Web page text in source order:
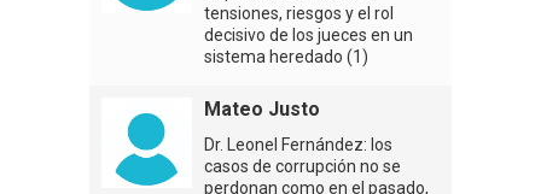
tensiones, riesgos y el rol
decisivo de los jueces en un
sistema heredado (1)
Mateo Justo
Dr. Leonel Fernández: los
casos de corrupción no se
perdonan como en el pasado,